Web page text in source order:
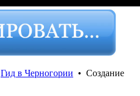
Гид в Черногории • Создание